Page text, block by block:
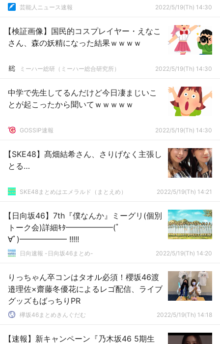
芸能人ニュース速報 2022/5/19(Th) 14:30
【検証画像】国民的コスプレイヤー・えなこ
さん、森の妖精になった結果ｗｗｗｗ
ミーハー総研（ミーハー総合研究所） 2022/5/19(Th) 14:30
中学で先生してるんだけど今日凄まじいこ
とが起こったから聞いてｗｗｗｗｗ
GOSSIP速報 2022/5/19(Th) 14:30
【SKE48】髙畑結希さん、さりげなく主張し
とる…
SKE48まとめはエメラルド（まとえめ） 2022/5/19(Th) 14:21
【日向坂46】7th『僕なんか』ミーグリ(個別
トーク会)詳細ｷﾀ━━━━━━(ﾟ
∀ﾟ)━━━━━━ !!!!!
日向速報 -日向坂46まとめ- 2022/5/19(Th) 14:20
りっちゃん卒コンはタオル必須！櫻坂46渡
邉理佐×齋藤冬優花によるレゴ配信、ライブ
グッズもばっちりPR
欅坂46まとめきんぐだむ 2022/5/19(Th) 14:18
【速報】新キャンペーン『乃木坂46 5期生